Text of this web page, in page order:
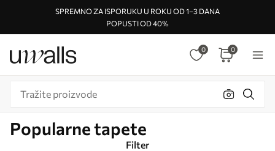
SPREMNO ZA ISPORUKU U ROKU OD 1–3 DANA
POPUSTI OD 40%
0 0
Popularne tapete
Filter